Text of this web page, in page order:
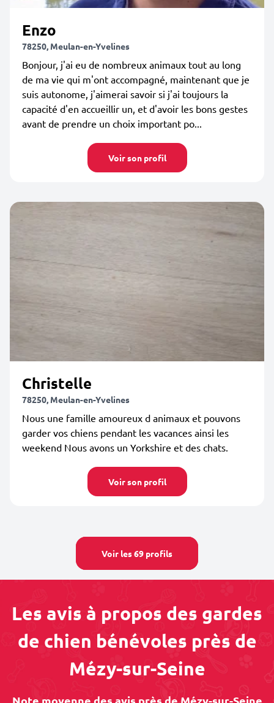
Enzo
78250, Meulan-en-Yvelines
Bonjour, j'ai eu de nombreux animaux tout au long
de ma vie qui m'ont accompagné, maintenant que je
suis autonome, j'aimerai savoir si j'ai toujours la
capacité d'en accueillir un, et d'avoir les bons gestes
avant de prendre un choix important po...
Voir son profil
Christelle
78250, Meulan-en-Yvelines
Nous une famille amoureux d animaux et pouvons
garder vos chiens pendant les vacances ainsi les
weekend Nous avons un Yorkshire et des chats.
Voir son profil
Voir les 69 profils
Les avis à propos des gardes
de chien bénévoles près de
Mézy-sur-Seine